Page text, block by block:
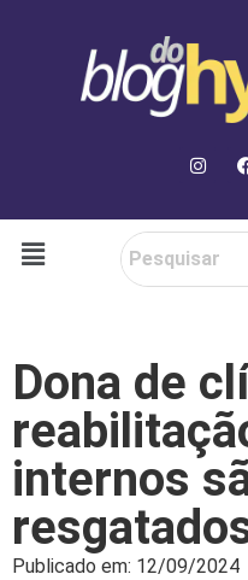
Dona de
internos
Publicado em: 12/09/2024